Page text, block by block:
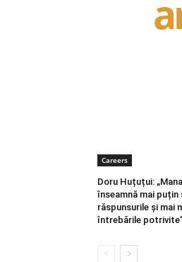
Careers
Doru Huțuțui:
înseamnă mai puțin
răspunsurile și mai
întrebările